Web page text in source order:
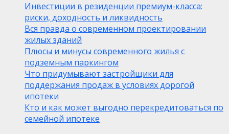
Инвестиции в резиденции премиум-класса:
риски, доходность и ликвидность
Вся правда о современном проектировании
жилых зданий
Плюсы и минусы современного жилья с
подземным паркингом
Что придумывают застройщики для
поддержания продаж в условиях дорогой
ипотеки
Кто и как может выгодно перекредитоваться по
семейной ипотеке